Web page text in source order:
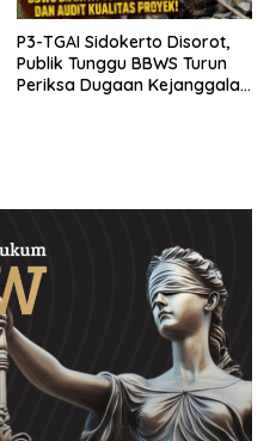
P3-TGAI Sidokerto Disorot,
Publik Tunggu BBWS Turun
Periksa Dugaan Kejanggalan